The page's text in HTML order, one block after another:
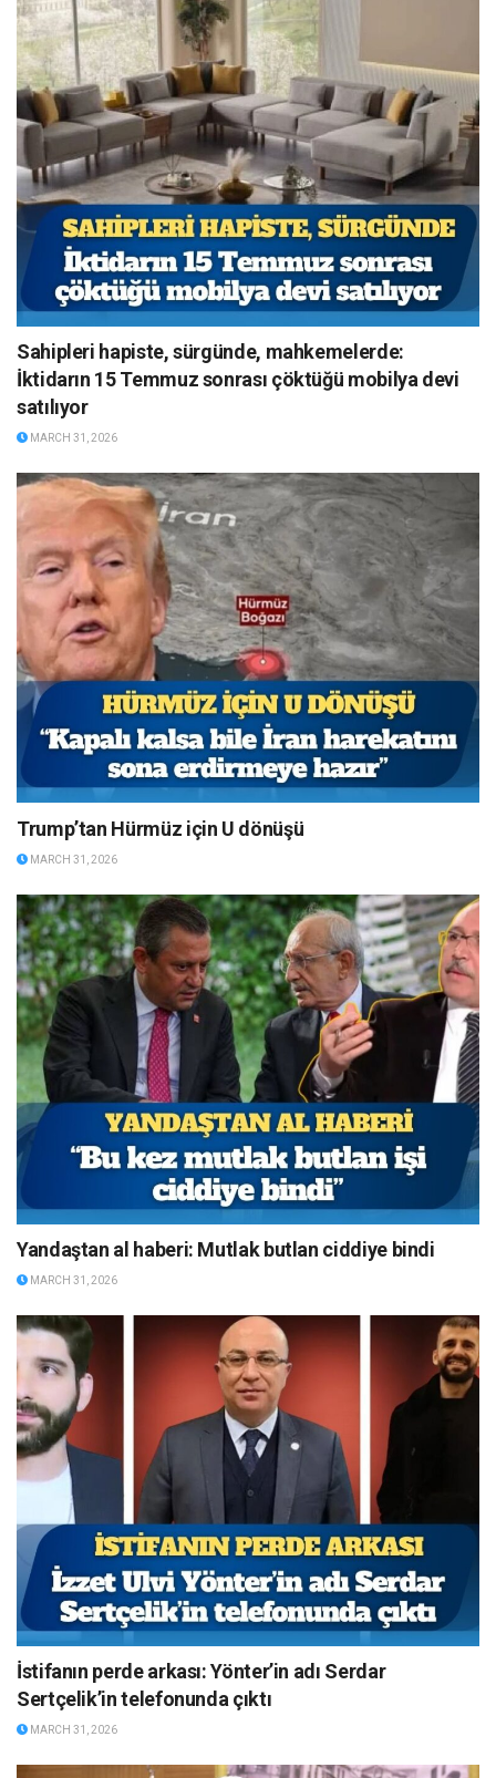
Sahipleri hapiste, sürgünde, mahkemelerde:
İktidarın 15 Temmuz sonrası çöktüğü mobilya devi
satılıyor
MARCH 31, 2026
Trump’tan Hürmüz için U dönüşü
MARCH 31, 2026
Yandaştan al haberi: Mutlak butlan ciddiye bindi
MARCH 31, 2026
İstifanın perde arkası: Yönter’in adı Serdar
Sertçelik’in telefonunda çıktı
MARCH 31, 2026